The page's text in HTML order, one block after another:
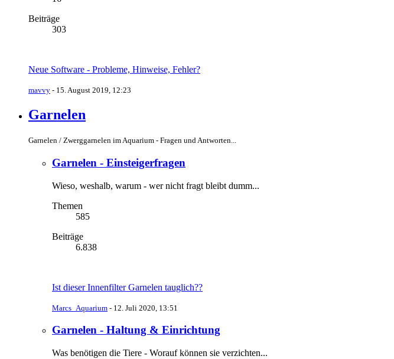
Beiträge
303
Neue Software - Probleme, Hinweise, Fehler?
mavvy - 15. August 2019, 12:23
Garnelen
Garnelen / Zwerggarnelen im Aquarium - Fragen und Antworten...
Garnelen - Einsteigerfragen
Wieso, weshalb, warum - wer nicht fragt bleibt dumm...
Themen
585
Beiträge
6.838
Ist dieser Innenfilter Garnelen tauglich??
Marcs_Aquarium - 12. Juli 2020, 13:51
Garnelen - Haltung & Einrichtung
Was benötigen die Tiere - Worauf können sie verzichten...